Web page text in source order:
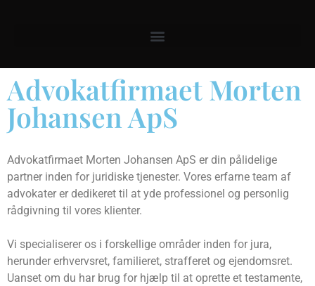
Advokatfirmaet Morten
Johansen ApS
Advokatfirmaet Morten Johansen ApS er din pålidelige
partner inden for juridiske tjenester. Vores erfarne team af
advokater er dedikeret til at yde professionel og personlig
rådgivning til vores klienter.
Vi specialiserer os i forskellige områder inden for jura,
herunder erhvervsret, familieret, strafferet og ejendomsret.
Uanset om du har brug for hjælp til at oprette et testamente,